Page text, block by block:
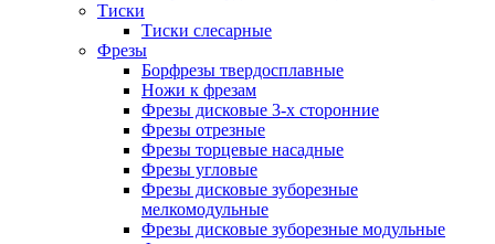
Тиски
Тиски слесарные
Фрезы
Борфрезы твердосплавные
Ножи к фрезам
Фрезы дисковые 3-х сторонние
Фрезы отрезные
Фрезы торцевые насадные
Фрезы угловые
Фрезы дисковые зуборезные
мелкомодульные
Фрезы дисковые зуборезные модульные